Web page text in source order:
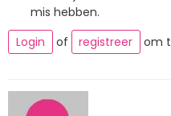
mis hebben.
Login
of registreer om